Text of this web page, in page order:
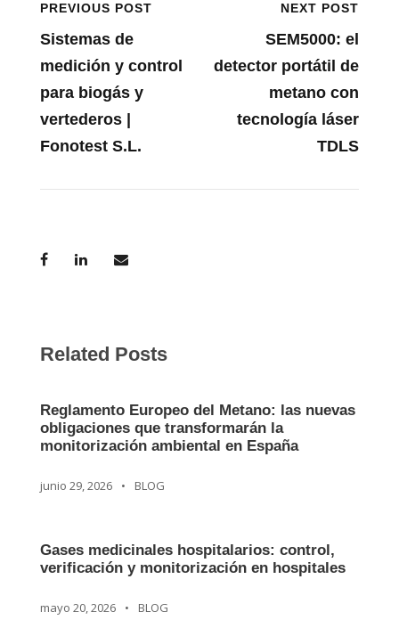
PREVIOUS POST
Sistemas de
medición y control
para biogás y
vertederos |
Fonotest S.L.
NEXT POST
SEM5000: el
detector portátil de
metano con
tecnología láser
TDLS
Related Posts
Reglamento Europeo del Metano: las nuevas
obligaciones que transformarán la
monitorización ambiental en España
junio 29, 2026 • BLOG
Gases medicinales hospitalarios: control,
verificación y monitorización en hospitales
mayo 20, 2026 • BLOG